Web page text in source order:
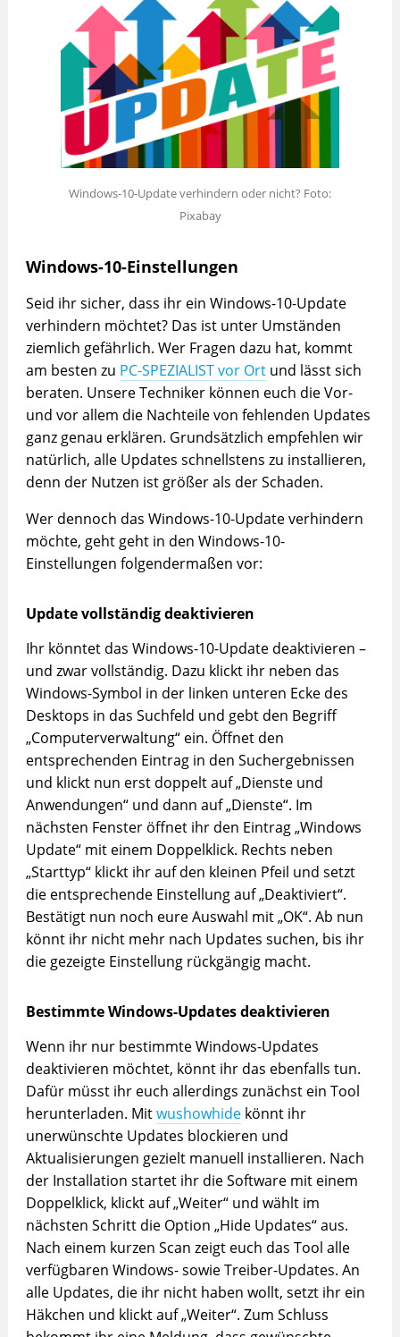
Windows-10-Update verhindern oder nicht? Foto:
Pixabay
Windows-10-Einstellungen
Seid ihr sicher, dass ihr ein Windows-10-Update
verhindern möchtet? Das ist unter Umständen
ziemlich gefährlich. Wer Fragen dazu hat, kommt
am besten zu PC-SPEZIALIST vor Ortund lässt sich
beraten. Unsere Techniker können euch die Vor-
und vor allem die Nachteile von fehlenden Updates
ganz genau erklären. Grundsätzlich empfehlen wir
natürlich, alle Updates schnellstens zu installieren,
denn der Nutzen ist größer als der Schaden.
Wer dennoch das Windows-10-Update verhindern
möchte, geht geht in den Windows-10-
Einstellungen folgendermaßen vor:
Update vollständig deaktivieren
Ihr könntet das Windows-10-Update deaktivieren –
und zwar vollständig. Dazu klickt ihr neben das
Windows-Symbol in der linken unteren Ecke des
Desktops in das Suchfeld und gebt den Begriff
„Computerverwaltung“ ein. Öffnet den
entsprechenden Eintrag in den Suchergebnissen
und klickt nun erst doppelt auf „Dienste und
Anwendungen“ und dann auf „Dienste“. Im
nächsten Fenster öffnet ihr den Eintrag „Windows
Update“ mit einem Doppelklick. Rechts neben
„Starttyp“ klickt ihr auf den kleinen Pfeil und setzt
die entsprechende Einstellung auf „Deaktiviert“.
Bestätigt nun noch eure Auswahl mit „OK“. Ab nun
könnt ihr nicht mehr nach Updates suchen, bis ihr
die gezeigte Einstellung rückgängig macht.
Bestimmte Windows-Updates deaktivieren
Wenn ihr nur bestimmte Windows-Updates
deaktivieren möchtet, könnt ihr das ebenfalls tun.
Dafür müsst ihr euch allerdings zunächst ein Tool
herunterladen. Mitwushowhidekönnt ihr
unerwünschte Updates blockieren und
Aktualisierungen gezielt manuell installieren. Nach
der Installation startet ihr die Software mit einem
Doppelklick, klickt auf „Weiter“ und wählt im
nächsten Schritt die Option „Hide Updates“ aus.
Nach einem kurzen Scan zeigt euch das Tool alle
verfügbaren Windows- sowie Treiber-Updates. An
alle Updates, die ihr nicht haben wollt, setzt ihr ein
Häkchen und klickt auf „Weiter“. Zum Schluss